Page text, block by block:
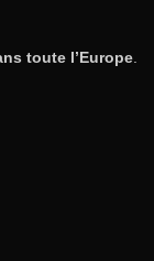
toute l’Europe